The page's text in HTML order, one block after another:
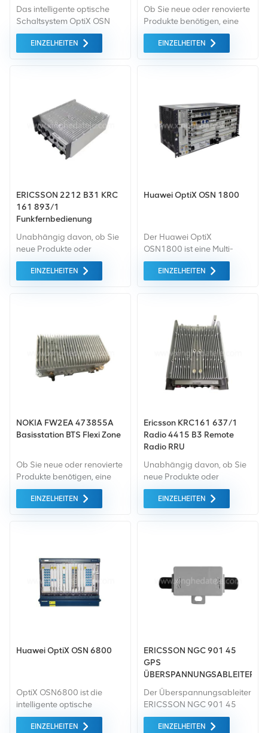
Das intelligente optische
Schaltsystem OptiX OSN
7500 (kurz OptiX OSN
7500) ist das intelligente
(OCS)-Gerät der nächsten
aktuellen Situation
entwickelt.
EINZELHEITEN
Ob Sie neue oder renovierte
Produkte benötigen, eine
umfassende Garantie ist für
uns selbstverständlich. Wir
Geräte von höchster
bieten wir zum
bestmöglichen Preis an.
EINZELHEITEN
ERICSSON 2212 B31 KRC
161 893/1
Funkfernbedienung
Unabhängig davon, ob Sie
neue Produkte oder
renovierte Produkte
benötigen, ist eine
Standard. Wir kaufen nur
Markt ein. All dies wird zum
bestmöglichen Preis
angeboten.
EINZELHEITEN
Huawei OptiX OSN 1800
Der Huawei OptiX
OSN1800 ist eine Multi-
Service-Serie mit Box-
Architektur
des Optical Transport
unterstützt Zeitmultiplex
EINZELHEITEN
NOKIA FW2EA 473855A
Basisstation BTS Flexi Zone
Ob Sie neue oder renovierte
Produkte benötigen, eine
umfassende Garantie ist für
uns selbstverständlich. Wir
Geräte höchster Qualität. All
EINZELHEITEN
Ericsson KRC161 637/1
Radio 4415 B3 Remote
Radio RRU
Unabhängig davon, ob Sie
neue Produkte oder
renovierte Produkte
benötigen, ist eine
Standard. Wir kaufen nur
bestmöglichen Preis
angeboten.
EINZELHEITEN
Huawei OptiX OSN 6800
OptiX OSN6800 ist die
intelligente optische
Übertragung der nächsten
Generation von Huawei
EINZELHEITEN
ERICSSON NGC 901 45
GPS
ÜBERSPANNUNGSABLEITER
NGC 901 45
Der Überspannungsableiter
ERICSSON NGC 901 45
hilft, Schäden an der GPS-
Ausrüstung durch
EINZELHEITEN